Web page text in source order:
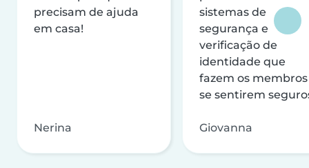
precisam de ajuda
em casa!
Nerina
sistemas de
segurança e
verificação de
identidade que
fazem os membros
se sentirem
Giovanna